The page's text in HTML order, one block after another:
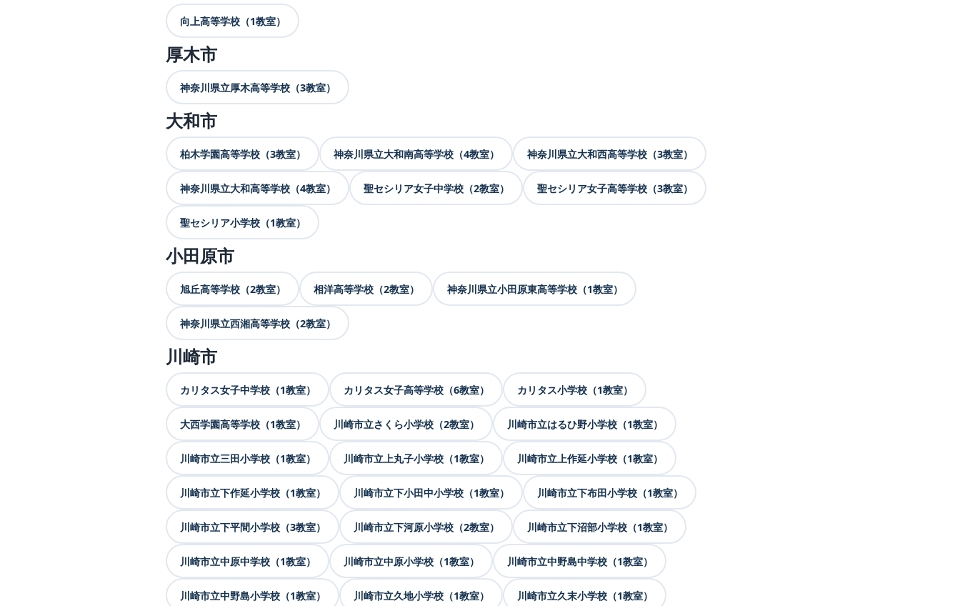
向上高等学校（1教室）
厚木市
神奈川県立厚木高等学校（3教室）
大和市
柏木学園高等学校（3教室） 神奈川県立大和南高等学校（4教室） 神奈川県立大和西高等学校（3教室）
神奈川県立大和高等学校（4教室） 聖セシリア女子中学校（2教室） 聖セシリア女子高等学校（3教室）
聖セシリア小学校（1教室）
小田原市
旭丘高等学校（2教室） 相洋高等学校（2教室） 神奈川県立小田原東高等学校（1教室）
神奈川県立西湘高等学校（2教室）
川崎市
カリタス女子中学校（1教室） カリタス女子高等学校（6教室） カリタス小学校（1教室）
大西学園高等学校（1教室） 川崎市立さくら小学校（2教室） 川崎市立はるひ野小学校（1教室）
川崎市立三田小学校（1教室） 川崎市立上丸子小学校（1教室） 川崎市立上作延小学校（1教室）
川崎市立下作延小学校（1教室） 川崎市立下小田中小学校（1教室） 川崎市立下布田小学校（1教室）
川崎市立下平間小学校（3教室） 川崎市立下河原小学校（2教室） 川崎市立下沼部小学校（1教室）
川崎市立中原中学校（1教室） 川崎市立中原小学校（1教室） 川崎市立中野島中学校（1教室）
川崎市立中野島小学校（1教室） 川崎市立久地小学校（1教室） 川崎市立久末小学校（1教室）